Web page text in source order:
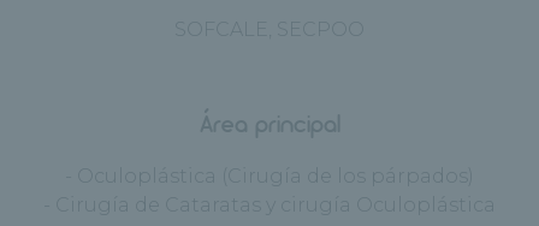
SOFCALE, SECPOO
Área principal
- Oculoplástica (Cirugía de los párpados)
- Cirugía de Cataratas y cirugía Oculoplástica